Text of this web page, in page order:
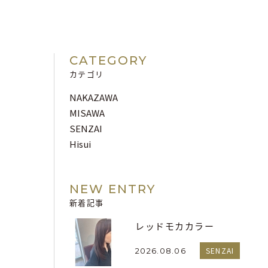
CATEGORY
カテゴリ
NAKAZAWA
MISAWA
SENZAI
Hisui
NEW ENTRY
新着記事
レッドモカカラー
2026.08.06 SENZAI